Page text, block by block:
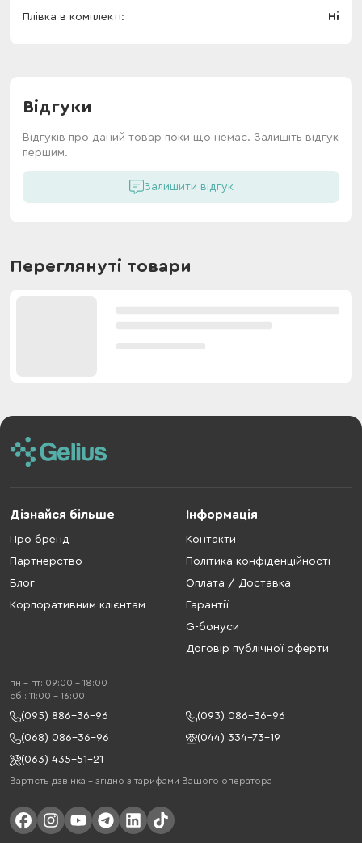
Плівка в комплекті Ні
Відгуки
Відгуків про даний товар поки що немає. Залишіть відгук
першим.
Залишити відгук
Переглянуті товари
Дізнайся більше
Про бренд
Партнерство
Блог
Корпоративним клієнтам
Інформація
Контакти
Політика конфіденційності
Оплата / Доставка
Гарантії
G-бонуси
Договір публічної оферти
пн - пт: 09:00 - 18:00
cб : 11:00 - 16:00
(095) 886-36-96
(093) 086-36-96
(068) 086-36-96
(044) 334-73-19
(063) 435-51-21
Вартість дзвінка – згідно з тарифами Вашого оператора